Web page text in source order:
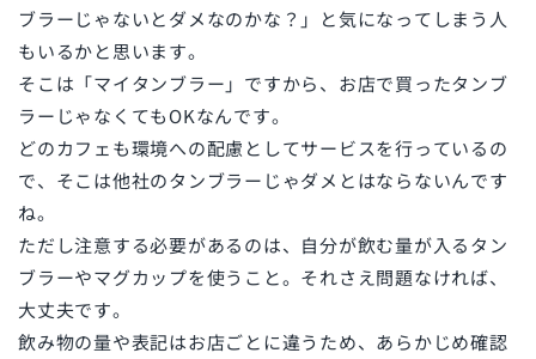
ブラーじゃないとダメなのかな？」と気になってしまう人
もいるかと思います。
そこは「マイタンブラー」ですから、お店で買ったタンブ
ラーじゃなくてもOKなんです。
どのカフェも環境への配慮としてサービスを行っているの
で、そこは他社のタンブラーじゃダメとはならないんです
ね。
ただし注意する必要があるのは、自分が飲む量が入るタン
ブラーやマグカップを使うこと。それさえ問題なければ、
大丈夫です。
飲み物の量や表記はお店ごとに違うため、あらかじめ確認